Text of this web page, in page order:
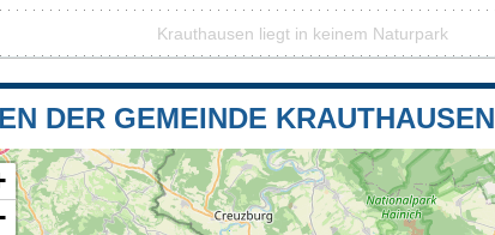
Krauthausen liegt in keinem Naturpark
DER GEMEINDE KRAUTHAUSEN